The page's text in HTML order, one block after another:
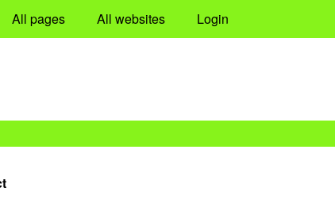
All pages All websites Login